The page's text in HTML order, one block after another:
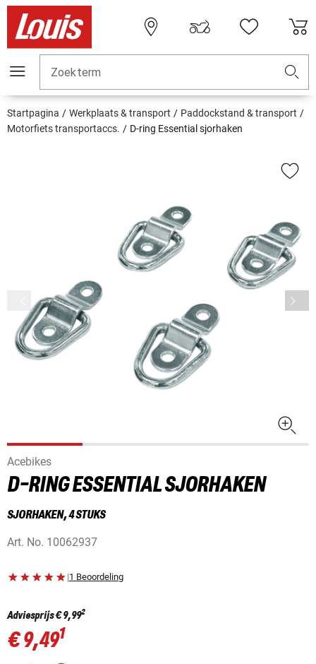
Zoekterm
Startpagina Werkplaats & transport
Paddockstand & transport
Motorfiets transportaccs.
D-ring Essential sjorhaken
Acebikes
D-RING ESSENTIAL SJORHAKEN
SJORHAKEN, 4 STUKS
Art. No. 10062937
|1 Beoordeling
Adviesprijs€ 9,992
€ 9,491